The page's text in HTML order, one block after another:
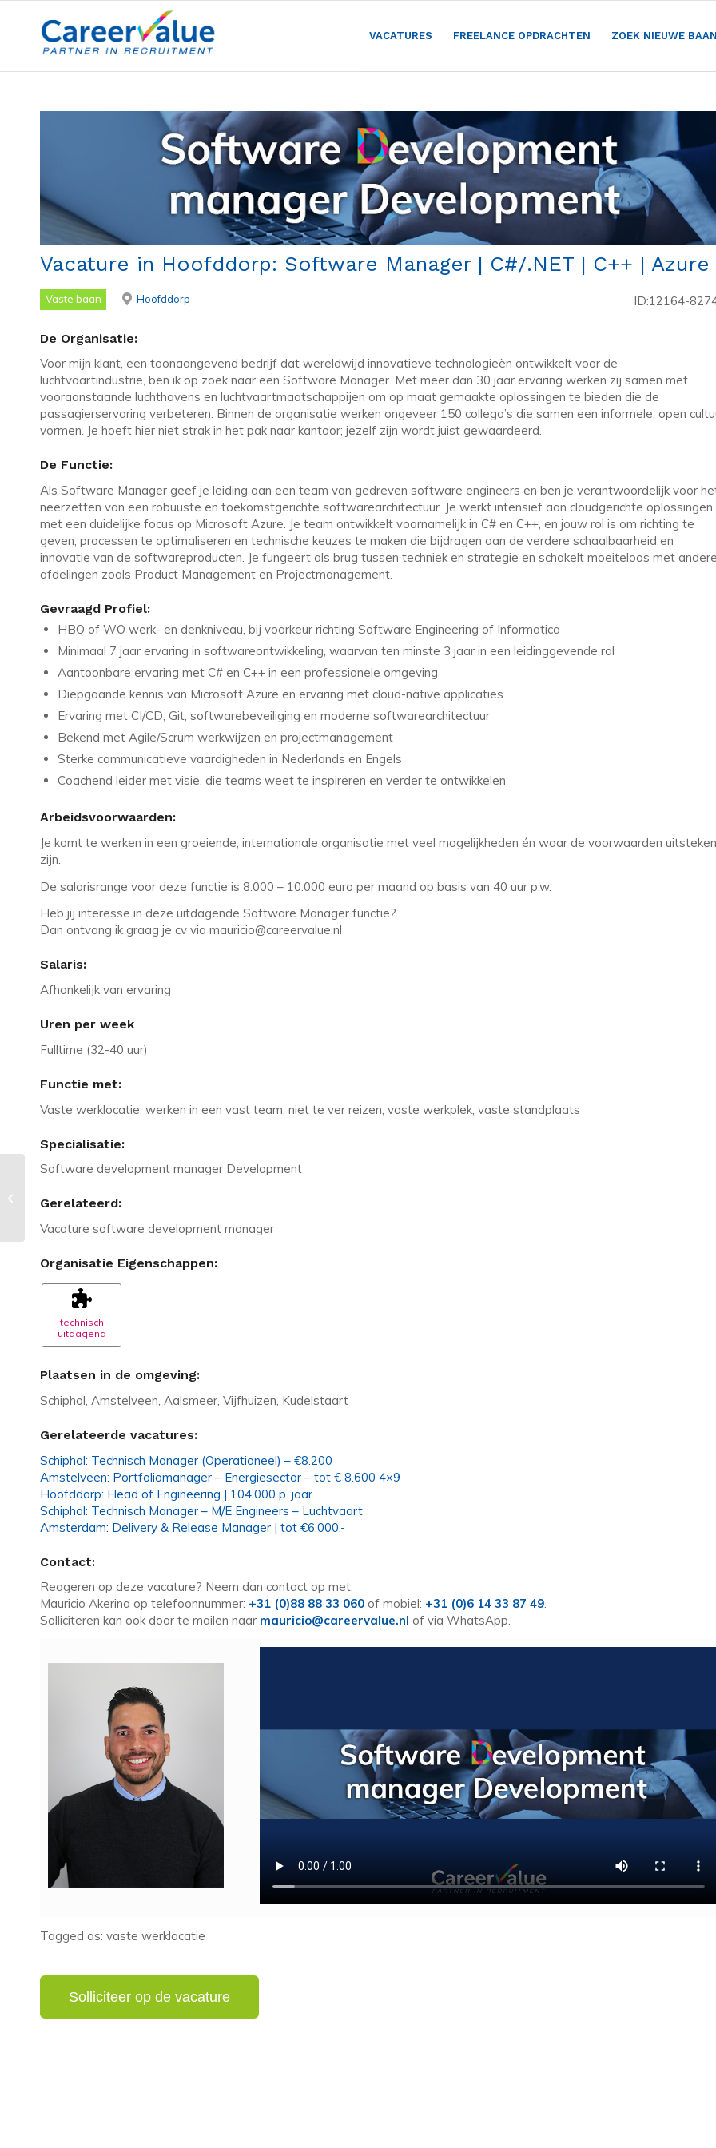
VACATURES FREELANCE OPDRACHTEN ZOEK NIEUWE BAAN
Vacature in Hoofddorp: Software Manager | C#/.NET | C++ | Azure
Vaste baan Hoofddorp ID:12164-
De Organisatie:
Voor mijn klant, een toonaangevend bedrijf dat wereldwijd innovatieve technologieën ontwikkelt voor de
luchtvaartindustrie, ben ik op zoek naar een Software Manager. Met meer dan 30 jaar ervaring werken zij samen met
vooraanstaande luchthavens en luchtvaartmaatschappijen om op maat gemaakte oplossingen te bieden die de
passagierservaring verbeteren. Binnen de organisatie werken ongeveer 150 collega’s die samen een informele, open
vormen. Je hoeft hier niet strak in het pak naar kantoor; jezelf zijn wordt juist gewaardeerd.
De Functie:
Als Software Manager geef je leiding aan een team van gedreven software engineers en ben je verantwoordelijk voor
neerzetten van een robuuste en toekomstgerichte softwarearchitectuur. Je werkt intensief aan cloudgerichte oplossingen,
met een duidelijke focus op Microsoft Azure. Je team ontwikkelt voornamelijk in C# en C++, en jouw rol is om richting te
geven, processen te optimaliseren en technische keuzes te maken die bijdragen aan de verdere schaalbaarheid en
innovatie van de softwareproducten. Je fungeert als brug tussen techniek en strategie en schakelt moeiteloos met andere
afdelingen zoals Product Management en Projectmanagement.
Gevraagd Profiel:
HBO of WO werk- en denkniveau, bij voorkeur richting Software Engineering of Informatica
Minimaal 7 jaar ervaring in softwareontwikkeling, waarvan ten minste 3 jaar in een leidinggevende rol
Aantoonbare ervaring met C# en C++ in een professionele omgeving
Diepgaande kennis van Microsoft Azure en ervaring met cloud-native applicaties
Ervaring met CI/CD, Git, softwarebeveiliging en moderne softwarearchitectuur
Bekend met Agile/Scrum werkwijzen en projectmanagement
Sterke communicatieve vaardigheden in Nederlands en Engels
Coachend leider met visie, die teams weet te inspireren en verder te ontwikkelen
Arbeidsvoorwaarden:
Je komt te werken in een groeiende, internationale organisatie met veel mogelijkheden én waar de voorwaarden
zijn.
De salarisrange voor deze functie is 8.000 – 10.000 euro per maand op basis van 40 uur p.w.
Heb jij interesse in deze uitdagende Software Manager functie?
Dan ontvang ik graag je cv via mauricio@careervalue.nl
Salaris:
Afhankelijk van ervaring
Uren per week
Fulltime (32-40 uur)
Functie met:
Vaste werklocatie, werken in een vast team, niet te ver reizen, vaste werkplek, vaste standplaats
Specialisatie:
Software development manager Development
Gerelateerd:
Vacature software development manager
Organisatie Eigenschappen:
technisch
uitdagend
Plaatsen in de omgeving:
Schiphol, Amstelveen, Aalsmeer, Vijfhuizen, Kudelstaart
Gerelateerde vacatures:
Schiphol: Technisch Manager (Operationeel) – €8.200
Amstelveen: Portfoliomanager – Energiesector – tot € 8.600 4×9
Hoofddorp: Head of Engineering | 104.000 p. jaar
Schiphol: Technisch Manager – M/E Engineers – Luchtvaart
Amsterdam: Delivery & Release Manager | tot €6.000,-
Contact:
Reageren op deze vacature? Neem dan contact op met:
Mauricio Akerina op telefoonnummer: +31 (0)88 88 33 060 of mobiel: +31 (0)6 14 33 87 49.
Solliciteren kan ook door te mailen naar mauricio@careervalue.nl of via WhatsApp.
Tagged as: vaste werklocatie
Controller | € 90K p.j. + auto | 37